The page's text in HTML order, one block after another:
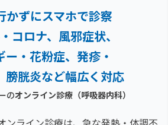
かずにスマホで診察
コロナ、風邪症状、
・花粉症、 発疹・
膀胱炎など幅広く対応
のオンライン診療（呼吸器内科）